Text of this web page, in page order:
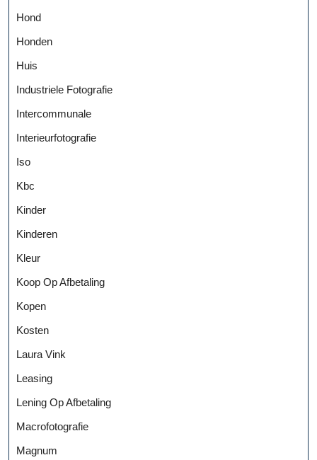
Hond
Honden
Huis
Industriele Fotografie
Intercommunale
Interieurfotografie
Iso
Kbc
Kinder
Kinderen
Kleur
Koop Op Afbetaling
Kopen
Kosten
Laura Vink
Leasing
Lening Op Afbetaling
Macrofotografie
Magnum